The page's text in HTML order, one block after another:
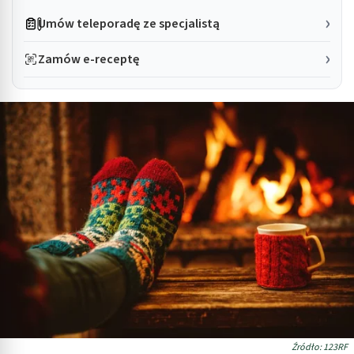
Umów teleporadę ze specjalistą
Zamów e-receptę
Źródło: 123RF